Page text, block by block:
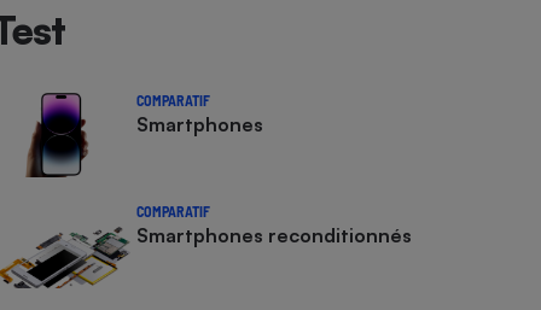
COMPARATIF
Smartphones
COMPARATIF
Smartphones reconditionnés